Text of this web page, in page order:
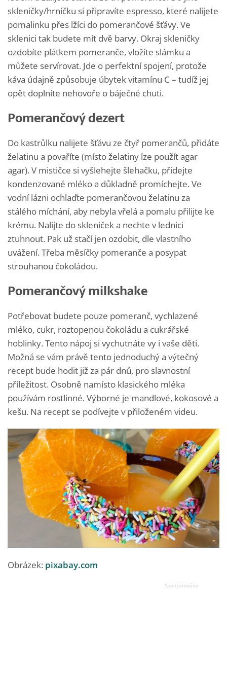
skleničky/hrníčku si připravíte espresso, které nalijete
pomalinku přes lžíci do pomerančové šťávy. Ve
sklenici tak budete mít dvě barvy. Okraj skleničky
ozdobíte plátkem pomeranče, vložíte slámku a
můžete servírovat. Jde o perfektní spojení, protože
káva údajně způsobuje úbytek vitamínu C – tudíž jej
opět doplníte nehovoře o báječné chuti.
Pomerančový dezert
Do kastrůlku nalijete šťávu ze čtyř pomerančů, přidáte
želatinu a povaříte (místo želatiny lze použít agar
agar). V mističce si vyšlehejte šlehačku, přidejte
kondenzované mléko a důkladně promíchejte. Ve
vodní lázni ochlaďte pomerančovou želatinu za
stálého míchání, aby nebyla vřelá a pomalu přilijte ke
krému. Nalijte do skleniček a nechte v lednici
ztuhnout. Pak už stačí jen ozdobit, dle vlastního
uvážení. Třeba měsíčky pomeranče a posypat
strouhanou čokoládou.
Pomerančový milkshake
Potřebovat budete pouze pomeranč, vychlazené
mléko, cukr, roztopenou čokoládu a cukrářské
hoblinky. Tento nápoj si vychutnáte vy i vaše děti.
Možná se vám právě tento jednoduchý a výtečný
recept bude hodit již za pár dnů, pro slavnostní
příležitost. Osobně namísto klasického mléka
používám rostlinné. Výborné je mandlové, kokosové a
kešu. Na recept se podívejte v přiloženém videu.
Obrázek: pixabay.com